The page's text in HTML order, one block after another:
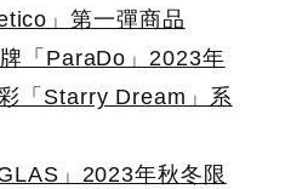
」第一彈商品
「ParaDo」2023年
「Starry Dream」系
」2023年秋冬限